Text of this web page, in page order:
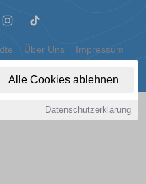
Alle Cookies ablehnen
Datenschutzerklärung
Über Uns Impressum
Cookies
GmbH | Content by: 1a-sites-autos